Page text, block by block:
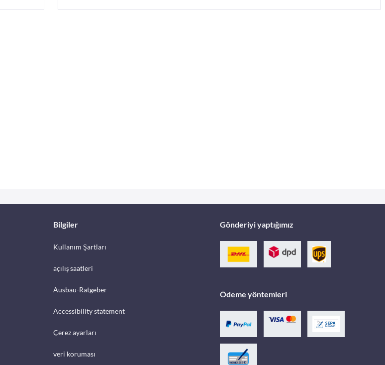
Bilgiler
Kullanım Şartları
açılış saatleri
Ausbau-Ratgeber
Accessibility statement
Çerez ayarları
veri koruması
Gönderiyi yaptığımız
Ödeme yöntemleri